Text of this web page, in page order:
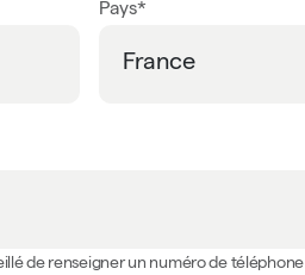
Pays*
de renseigner un numéro de téléphone